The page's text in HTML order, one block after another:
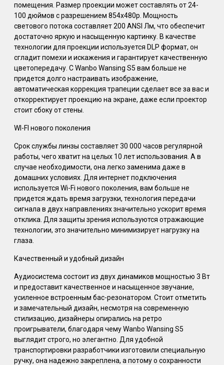
помещения. Размер проекции может составлять от 24-
100 дюймов с разрешением 854x480p. Мощность
светового потока составляет 200 ANSI Лм, что обеспечит
достаточно яркую и насыщенную картинку. В качестве
технологии для проекции используется DLP формат, он
сгладит помехи и искажения и гарантирует качественную
цветопередачу. С Wanbo Wansing S5 вам больше не
придется долго настраивать изображение,
автоматическая коррекция трапеции сделает все за вас и
откорректирует проекцию на экране, даже если проектор
стоит сбоку от стены.
WI-FI нового поколения
Срок службы линзы составляет 30 000 часов регулярной
работы, чего хватит на целых 10 лет использования. А в
случае необходимости, она легко заменима даже в
домашних условиях. Для интернет подключения
используется Wi-Fi нового поколения, вам больше не
придется ждать время загрузки, технология передачи
сигнала в двух направлениях значительно ускорит время
отклика. Для защиты зрения используются отражающие
технологии, это значительно минимизирует нагрузку на
глаза.
Качественный и удобный дизайн
Аудиосистема состоит из двух динамиков мощностью 3 Вт
и предоставит качественное и насыщенное звучание,
усиленное встроенным бас-резонатором. Стоит отметить
и замечательный дизайн, несмотря на современную
стилизацию, дизайнеры опирались на ретро
проигрыватели, благодаря чему Wanbo Wansing S5
выглядит строго, но элегантно. Для удобной
транспортировки разработчики изготовили специальную
ручку, она надежно закреплена, а потому о сохранности